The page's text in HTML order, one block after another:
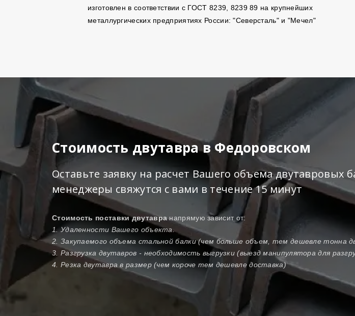
изготовлен в соответствии с ГОСТ 8239, 8239 89 на крупнейших
металлургических предприятиях России: "Северсталь" и "Мечел"
Стоимость двутавра в Федоровском
Оставьте заявку на расчет Вашего объема двутавровых
менеджеры свяжутся с вами в течение 15 минут
Стоимость поставки двутавранапрямую зависит от:
1. Удаленности Вашего объекта.
2. Закупаемого объема стальной балки (чем больше объем, тем дешевле тонна
3. Разгрузка двутавров - необходимость выгрузки (выезд манипулятора для
4. Резка двутавра в размер (чем короче тем дешевле доставка)